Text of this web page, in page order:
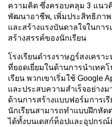
ความคิด ซึ่งครอบคลุม 3 แนว
พัฒนาอาชีพ, เพิ่มประสิทธิภาพ
และสร้างแรงบันดาลใจในกา
สร้างสรรค์ของนักเรียน
โรงเรียนดำรงราษฎร์สงเครา
ที่ยอดเยี่ยมในด้านการนำเทค
เรียน พวกเขาเริ่มใช้ Google
เเละประสบความสำเร็จอย่าง
ด้านการสร้างเเบบฟอร์มการ
นักเรียนสามารถทำแบบฝึกหัด
ได้ทั้งบนเดสก์ท็อปเเละอุปกรณ์